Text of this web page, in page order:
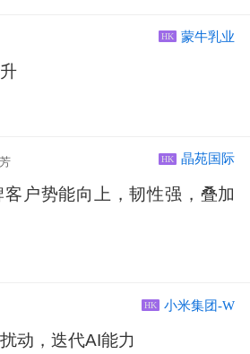
HK 蒙牛乳业
HK 晶苑国际
户势能向上，韧性强，叠加
HK 小米集团-W
动，迭代AI能力